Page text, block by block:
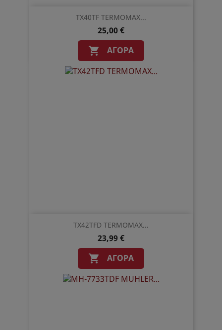
TX40TF TERMOMAX...
25,00 €
 ΑΓΟΡΆ
TX42TFD TERMOMAX...
23,99 €
 ΑΓΟΡΆ